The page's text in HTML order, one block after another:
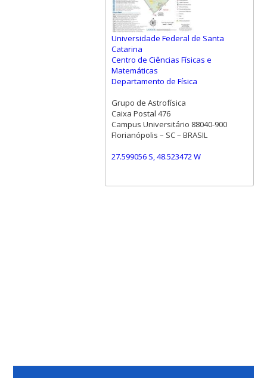
Universidade Federal de Santa
Catarina
Centro de Ciências Físicas e
Matemáticas
Departamento de Física
Grupo de Astrofísica
Caixa Postal 476
Campus Universitário 88040-900
Florianópolis – SC – BRASIL
27.599056 S, 48.523472 W